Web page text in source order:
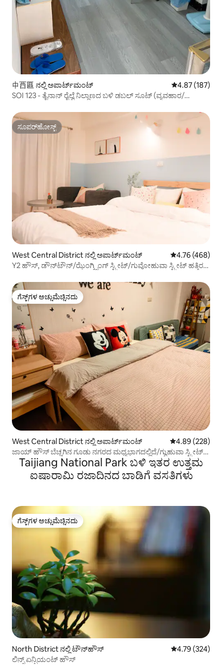
中西區 ನಲ್ಲಿ ಅಪಾರ್ಟ್‌ಮಂಟ್ 5 ರಲ್ಲಿ 4.87
4.87 (187)
SOI 123 - ತೈನಾನ್ ರೈಲ್ವೆ ನಿಲ್ದಾಣದ ಬಳಿ ಡಬಲ್ ಸೂಟ್ (ವ್ಯವಹಾರ/
ಖಾಸಗಿಯಾಗಿರಬೇಕು ವಿಶೇಷ ಆಫರ್ ಅನ್ನು ಒದಗಿಸುತ್ತಾರೆ!
ಸೂಪರ್‌ಹೋಸ್ಟ್
ಸೂಪರ್‌ಹೋಸ್ಟ್
West Central District ನಲ್ಲಿ ಅಪಾರ್ಟ್‌ಮಂಟ್ 5 ರಲ್ಲಿ 4.76
4.76 (468)
Y2 ಹೌಸ್, ಡೌನ್‌ಟೌನ್/ಝೆಂಗ್ಕ್ಸಿಂಗ್ ಸ್ಟ್ರೀಟ್/ಗುವೋಹುವಾ ಸ್ಟ್ರೀಟ್ ಹತ್ತಿರ/
ಗೆಸ್ಟ್‌ಗಳ ಅಚ್ಚುಮೆಚ್ಚಿನದು
ಗೆಸ್ಟ್‌ಗಳ ಅಚ್ಚುಮೆಚ್ಚಿನದು
West Central District ನಲ್ಲಿ ಅಪಾರ್ಟ್‌ಮಂಟ್ 5 ರಲ್ಲಿ 4.89
4.89 (228)
ಜಾಯ್ ಹೌಸ್ ಬೆಚ್ಚಗಿನ ಗೂಡು ನಗರದ ಮಧ್ಯಭಾಗದಲ್ಲಿದೆ/ಗ್ವುಹುವಾ ಸ್ಟ್ರೀಟ್/
ಝೆಂಗ್ಕ್ಸಿಂಗ್ ಸ್ಟ್ರೀಟ್ ಸ್ಥಳವು ವಿಶಾಲವಾದ, ಆರಾಮದಾಯಕ,
ಆರಾಮದಾಯಕ, ಸ್ವಚ್ಛ ಮತ್ತು ಪ್ರಕಾಶಮಾನವಾಗಿದೆ
Taijiang National Park ಬಳಿ ಇತರ ಉತ್ತಮ
ಐಷಾರಾಮಿ ರಜಾದಿನದ ಬಾಡಿಗೆ ವಸತಿಗಳು
ಗೆಸ್ಟ್‌ಗಳ ಅಚ್ಚುಮೆಚ್ಚಿನದು
ಗೆಸ್ಟ್‌ಗಳ ಅಚ್ಚುಮೆಚ್ಚಿನದು
North District ನಲ್ಲಿ ಟೌನ್‌ಹೌಸ್ 5 ರಲ್ಲಿ 4.79
4.79 (324)
ಲಿನ್ಸ್ ಏನ್ಷಿಯಂಟ್ ಹೌಸ್